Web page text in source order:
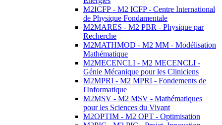
M2ICFP - M2 ICFP - Centre International
de Physique Fondamentale
M2MARES - M2 PBR - Physique par
Recherche
M2MATHMOD - M2 MM - Modélisation
Mathématique
M2MECENCLI - M2 MECENCLI -
Génie Mécanique pour les Cliniciens
M2MPRI - M2 MPRI - Fondements de
l'Informatique
M2MSV - M2 MSV - Mathématiques
pour les Sciences du Vivant
M2OPTIM - M2 OPT - Optimisation